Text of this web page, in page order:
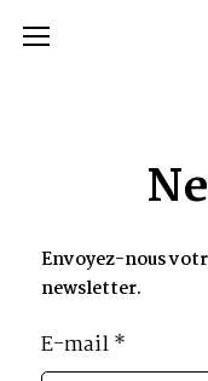
Envoyez-nous
newsletter.
E-mail*